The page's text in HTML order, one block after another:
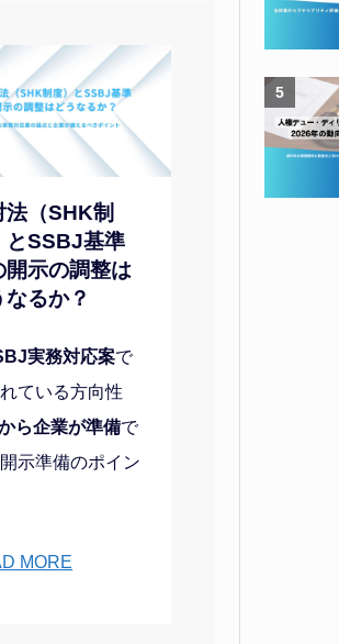
法（SHK制
とSSBJ基準
開示の調整は
なるか？
実務対応案で
ている方向性
ら企業が準備で
示準備のポイン
MORE
5